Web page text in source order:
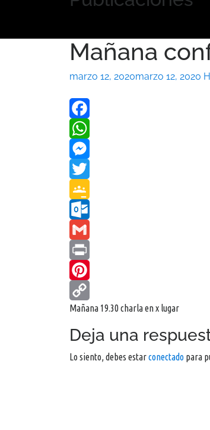
Mañana
marzo 12, 2020marzo 12, 2020
Facebook
WhatsApp
Messenger
Twitter
Google
Classroom
Outlook.com
Gmail
Print
Pinterest
Copy
Link
Mañana 19.30 charla en x lugar
Deja una
Lo siento, debes estarconectado para